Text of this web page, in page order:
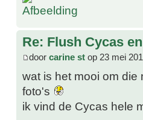
Re: Flush Cycas
door carine st op 23 mei
wat is het mooi om
foto's
ik vind de Cycas hele